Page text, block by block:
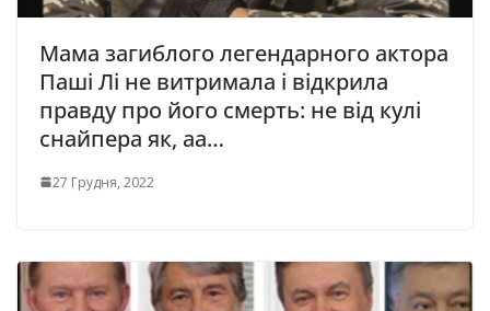
Мaмa загиблого легендарного актора
Паші Лі не витримала і відкрила
правду про його смeрть: не від кулі
снайпера як, аа…
27 Грудня, 2022